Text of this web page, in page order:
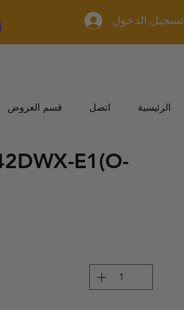
تسجيل الدخول
E1(O-
قسم العروض اتصل الرئيسية